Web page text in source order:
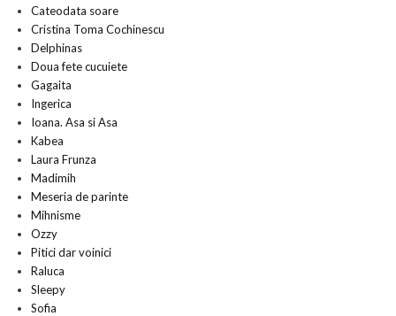
Cateodata soare
Cristina Toma Cochinescu
Delphinas
Doua fete cucuiete
Gagaita
Ingerica
Ioana. Asa si Asa
Kabea
Laura Frunza
Madimih
Meseria de parinte
Mihnisme
Ozzy
Pitici dar voinici
Raluca
Sleepy
Sofia